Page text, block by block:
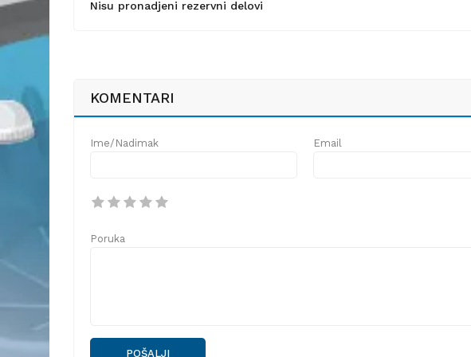
Nisu pronadjeni rezervni delovi
KOMENTARI
Ime/Nadimak Email
Poruka
POŠALJI